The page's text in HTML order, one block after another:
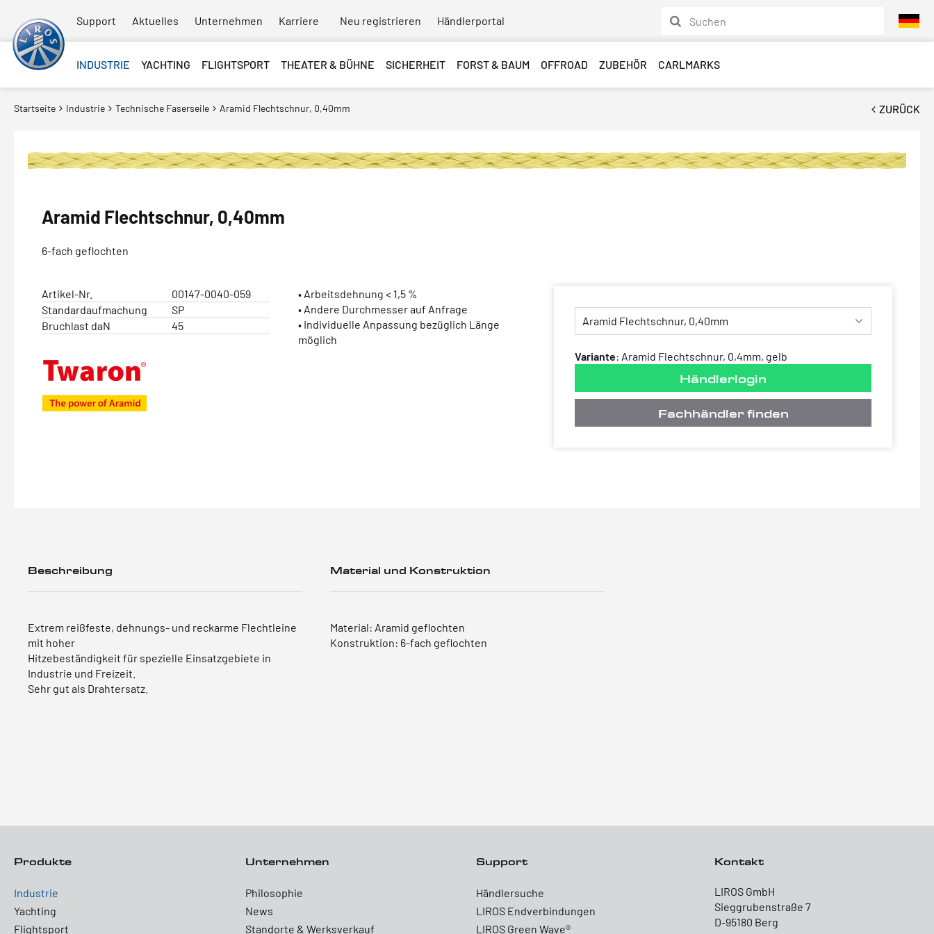
Support Aktuelles Unternehmen Karriere Neu registrieren Händlerportal
INDUSTRIE YACHTING FLIGHTSPORT THEATER & BÜHNE SICHERHEIT FORST & BAUM OFFROAD ZUBEHÖR CARLMARKS
ZURÜCK
Startseite Industrie Technische Faserseile Aramid Flechtschnur, 0,40mm
Aramid Flechtschnur, 0,40mm
6-fach geflochten
Artikel-Nr.
00147-0040-059
Standardaufmachung
SP
Bruchlast daN
45
• Arbeitsdehnung < 1,5 %
• Andere Durchmesser auf Anfrage
• Individuelle Anpassung bezüglich Länge
möglich
Variante: Aramid Flechtschnur, 0,4mm, gelb
Händlerlogin
Fachhändler finden
Beschreibung
Extrem reißfeste, dehnungs- und reckarme Flechtleine
mit hoher
Hitzebeständigkeit für spezielle Einsatzgebiete in
Industrie und Freizeit.
Sehr gut als Drahtersatz.
Material und Konstruktion
Material: Aramid geflochten
Konstruktion: 6-fach geflochten
Produkte
Industrie
Yachting
Flightsport
Unternehmen
Philosophie
News
Standorte & Werksverkauf
Support
Händlersuche
LIROS Endverbindungen
LIROS Green Wave®
Kontakt
LIROS GmbH
Sieggrubenstraße 7
D-95180 Berg